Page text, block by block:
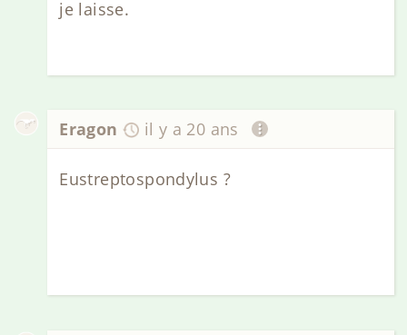
je laisse.
Eragon il y a 20 ans
Eustreptospondylus ?